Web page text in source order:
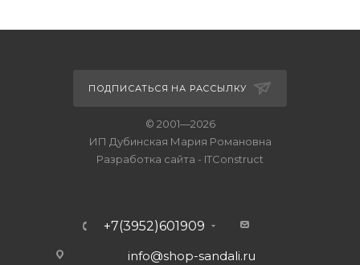
ПОДПИСАТЬСЯ НА РАССЫЛКУ
© 2001—2026
ИП Дубинская Мария Романовна
Разработка сайта - ITConstruct
+7(3952)601909
info@shop-sandali.ru